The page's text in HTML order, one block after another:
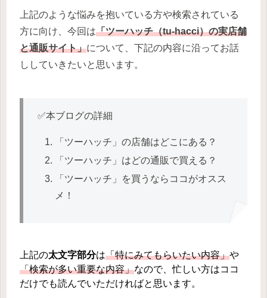
上記のような悩みを抱いている方や検索されている
方に向け、今回は「ツーハッチ（tu-hacci）の実店舗
と通販サイト」について、下記の内容に沿ってお話
ししていきたいと思います。
✅本ブログの詳細
「ツーハッチ」の店舗はどこにある？
「ツーハッチ」はどの通販で買える？
「ツーハッチ」を買うならココがオスス
メ！
上記の太文字部分は「特にみてもらいたい内容」や
「検索が多い重要な内容」なので、忙しい方はココ
だけでも読んでいただければと思います。